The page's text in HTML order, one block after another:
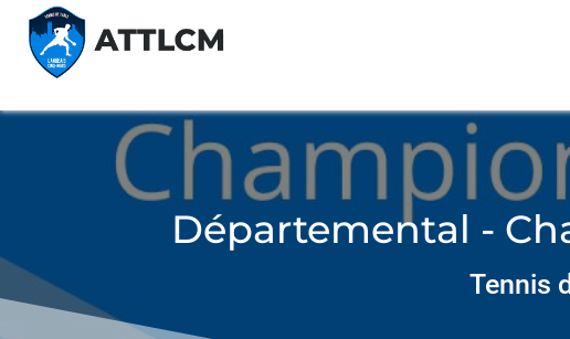
Départemental -
Tennis